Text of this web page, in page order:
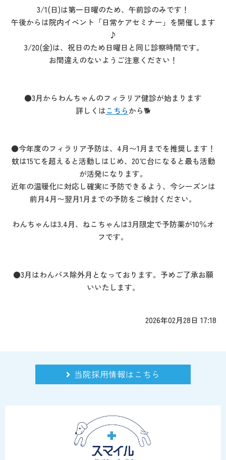
3/1(日)は第一日曜のため、午前診のみです！
午後からは院内イベント「日常ケアセミナー」を開催します
♪
3/20(金)は、祝日のため日曜日と同じ診察時間です。
お間違えのないようご注意ください！
●3月からわんちゃんのフィラリア健診が始まります
詳しくはこちらから🐕
●今年度のフィラリア予防は、4月〜1月までを推奨します！
蚊は15℃を超えると活動しはじめ、20℃台になると最も活動
が活発になります。
近年の温暖化に対応し確実に予防できるよう、今シーズンは
前月4月〜翌月1月までの予防をご検討ください。
わんちゃんは3.4月、ねこちゃんは3月限定で予防薬が10％オ
フです。
●3月はわんパス除外月となっております。予めご了承お願
いいたします。
2026年02月28日 17:18
当院採用情報はこちら